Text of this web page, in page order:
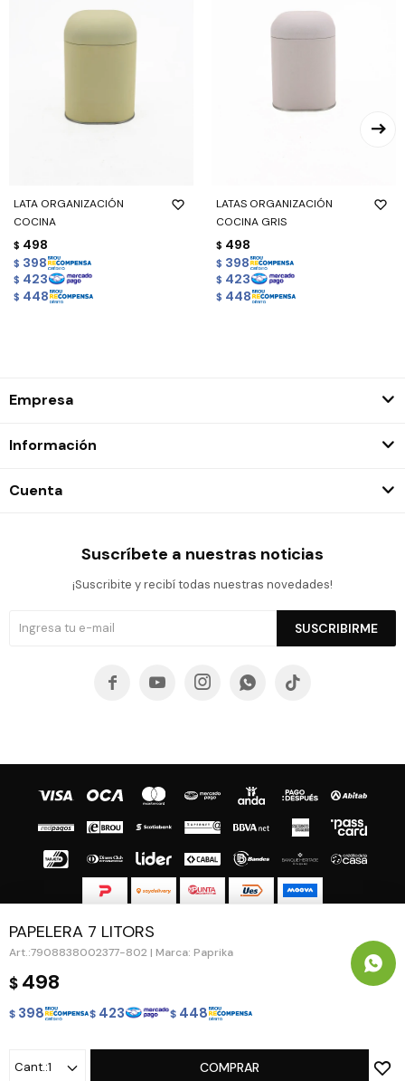
PAPELERA 7 LITORS
7908838002377-802 | Marca: Paprika
$ 498
$ 398 $ 423 $ 448
1 COMPRAR
LATA ORGANIZACIÓN
COCINA
$ 498
$ 398
$ 423
$ 448
LATAS ORGANIZACIÓN
COCINA GRIS
$ 498
$ 398
$ 423
$ 448
Empresa
Información
Cuenta
Suscríbete a nuestras noticias
¡Suscribite y recibí todas nuestras novedades!
SUSCRIBIRME
    
© Copyright 2026 / Guapa - Paprika